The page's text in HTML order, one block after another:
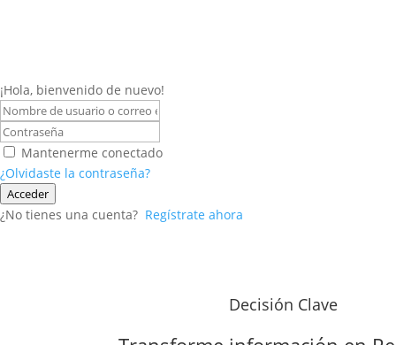
¡Hola, bienvenido de nuevo!
Mantenerme conectado
¿Olvidaste la contraseña?
Acceder
¿No tienes una cuenta? Regístrate ahora
Decisión Clave